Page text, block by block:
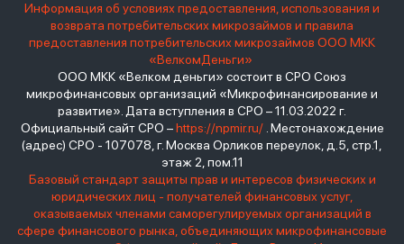
Информация об условиях предоставления, использования и
возврата потребительских микрозаймов и правила
предоставления потребительских микрозаймов ООО МКК
«ВелкомДеньги»
ООО МКК «Велком деньги» состоит в СРО Союз
микрофинансовых организаций «Микрофинансирование и
развитие». Дата вступления в СРО – 11.03.2022 г.
Официальный сайт СРО –https://npmir.ru/. Местонахождение
(адрес) СРО - 107078, г. Москва Орликов переулок, д.5, стр.1,
этаж 2, пом.11
Базовый стандарт защиты прав и интересов физических и
юридических лиц - получателей финансовых услуг,
оказываемых членами саморегулируемых организаций в
сфере финансового рынка, объединяющих микрофинансовые